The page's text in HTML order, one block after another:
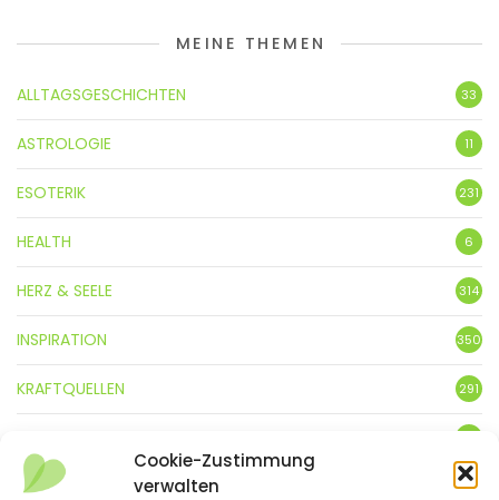
Cookie-Zustimmung
verwalten
MEINE THEMEN
ALLTAGSGESCHICHTEN 33
ASTROLOGIE 11
ESOTERIK 231
HEALTH 6
HERZ & SEELE 314
INSPIRATION 350
KRAFTQUELLEN 291
LEBENSFREUDE 359